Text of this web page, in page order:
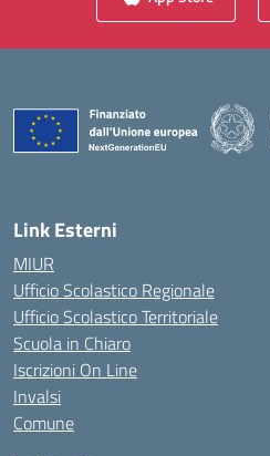
Link Esterni
MIUR
Ufficio Scolastico Regionale
Ufficio Scolastico Territoriale
Scuola in Chiaro
Iscrizioni On Line
Invalsi
Comune